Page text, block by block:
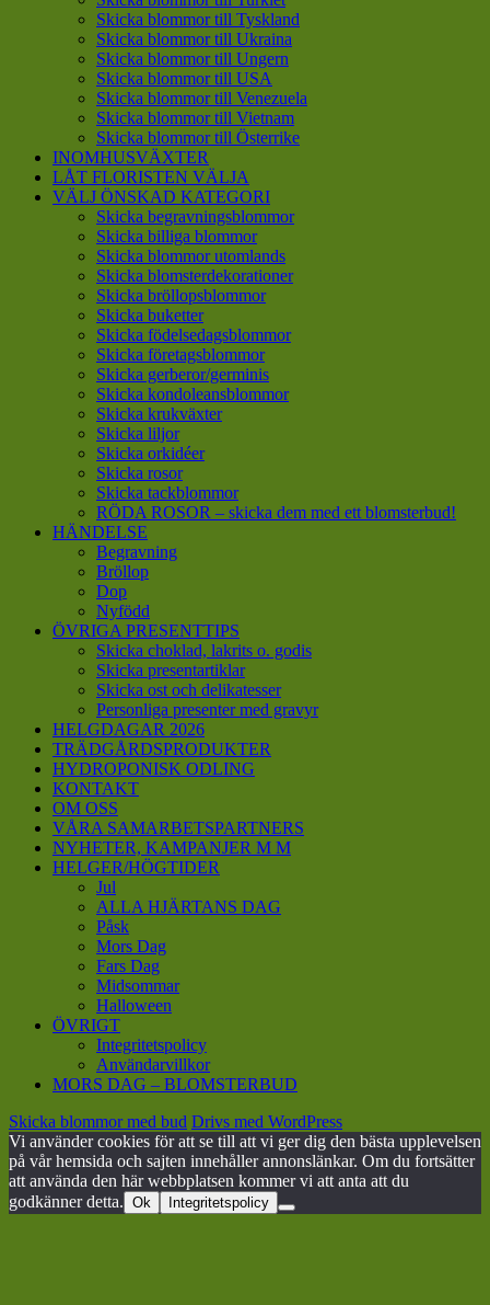
Skicka blommor till Tyskland
Skicka blommor till Ukraina
Skicka blommor till Ungern
Skicka blommor till USA
Skicka blommor till Venezuela
Skicka blommor till Vietnam
Skicka blommor till Österrike
INOMHUSVÄXTER
LÅT FLORISTEN VÄLJA
VÄLJ ÖNSKAD KATEGORI
Skicka begravningsblommor
Skicka billiga blommor
Skicka blommor utomlands
Skicka blomsterdekorationer
Skicka bröllopsblommor
Skicka buketter
Skicka födelsedagsblommor
Skicka företagsblommor
Skicka gerberor/germinis
Skicka kondoleansblommor
Skicka krukväxter
Skicka liljor
Skicka orkidéer
Skicka rosor
Skicka tackblommor
RÖDA ROSOR – skicka dem med ett blomsterbud!
HÄNDELSE
Begravning
Bröllop
Dop
Nyfödd
ÖVRIGA PRESENTTIPS
Skicka choklad, lakrits o. godis
Skicka presentartiklar
Skicka ost och delikatesser
Personliga presenter med gravyr
HELGDAGAR 2026
TRÄDGÅRDSPRODUKTER
HYDROPONISK ODLING
KONTAKT
OM OSS
VÅRA SAMARBETSPARTNERS
NYHETER, KAMPANJER M M
HELGER/HÖGTIDER
Jul
ALLA HJÄRTANS DAG
Påsk
Mors Dag
Fars Dag
Midsommar
Halloween
ÖVRIGT
Integritetspolicy
Användarvillkor
MORS DAG – BLOMSTERBUD
Skicka blommor med bud Drivs med WordPress
Vi använder cookies för att se till att vi ger dig den bästa upplevelsen
på vår hemsida och sajten innehåller annonslänkar. Om du fortsätter
att använda den här webbplatsen kommer vi att anta att du
godkänner detta. Ok Integritetspolicy